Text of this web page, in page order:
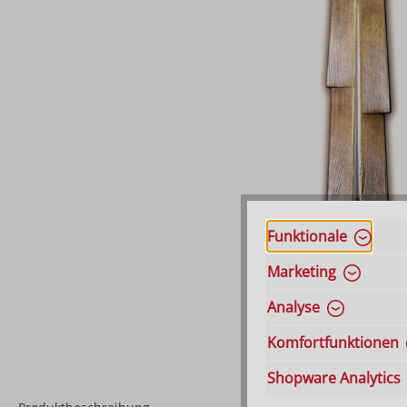
Funktionale
Marketing
Analyse
Komfortfunktionen
Shopware Analytics